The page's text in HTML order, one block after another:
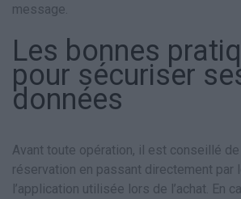
message.
Les bonnes
pour sécuriser
données
Avant toute opération, il est conseillé
réservation en passant directement par
l’application utilisée lors de l’achat. En